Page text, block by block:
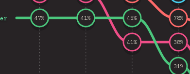
41% 38%
78%
47% 41% 45%
31%